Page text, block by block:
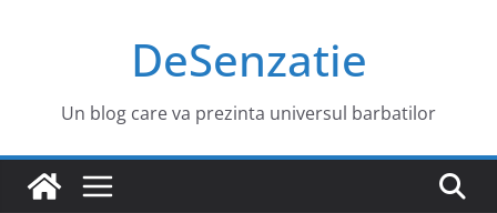
DeSenzatie
Un blog care va prezinta universul barbatilor